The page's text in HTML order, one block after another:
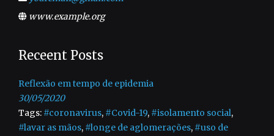
www.example.org
Receent Posts
Reflexão em tempo de epidemia
30/05/2020
Tags: #coronavirus, #Covid-19, #isolamento social,
#lavar as mãos, #longe de aglomerações, #uso de